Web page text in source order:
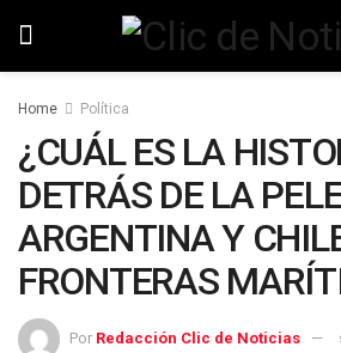
Home Política
¿CUÁL ES LA
DETRÁS DE LA
ARGENTINA Y
FRONTERAS
Por Redacción Clic de Noticias